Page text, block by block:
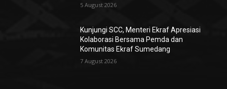
5 August 2026
Kunjungi SCC, Menteri Ekraf Apresiasi
Kolaborasi Bersama Pemda dan
Komunitas Ekraf Sumedang
7 August 2026